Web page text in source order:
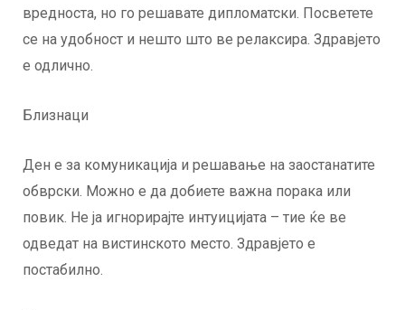
вредноста, но го решавате дипломатски. Посветете
се на удобност и нешто што ве релаксира. Здравјето
е одлично.
Близнаци
Ден е за комуникација и решавање на заостанатите
обврски. Можно е да добиете важна порака или
повик. Не ја игнорирајте интуицијата – тие ќе ве
одведат на вистинското место. Здравјето е
постабилно.